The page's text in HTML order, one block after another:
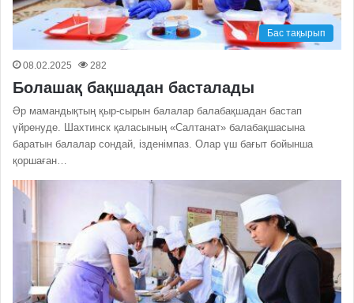
Бас тақырып
08.02.2025 282
Болашақ бақшадан басталады
Әр мамандықтың қыр-сырын балалар балабақшадан бастап
үйренуде. Шахтинск қаласының «Салтанат» балабақшасына
баратын балалар сондай, ізденімпаз. Олар үш бағыт бойынша
қоршаған…